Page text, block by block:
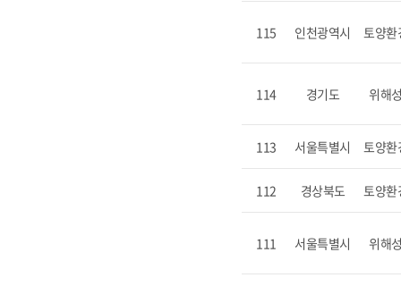
115 인천광역시 토양환
114 경기도 위해
113 서울특별시 토양환
112 경상북도 토양환
111 서울특별시 위해